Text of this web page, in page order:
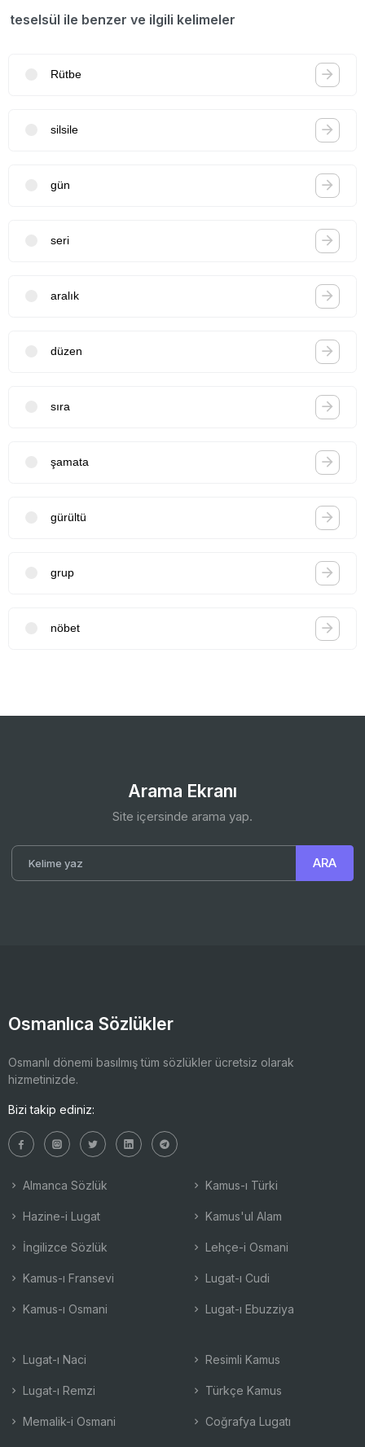
teselsül ile benzer ve ilgili kelimeler
Rütbe
silsile
gün
seri
aralık
düzen
sıra
şamata
gürültü
grup
nöbet
Arama Ekranı
Site içersinde arama yap.
Osmanlıca Sözlükler
Osmanlı dönemi basılmış tüm sözlükler ücretsiz olarak
hizmetinizde.
Bizi takip ediniz:
Almanca Sözlük
Hazine-i Lugat
İngilizce Sözlük
Kamus-ı Fransevi
Kamus-ı Osmani
Kamus-ı Türki
Kamus'ul Alam
Lehçe-i Osmani
Lugat-ı Cudi
Lugat-ı Ebuzziya
Lugat-ı Naci
Lugat-ı Remzi
Memalik-i Osmani
Resimli Kamus
Türkçe Kamus
Coğrafya Lugatı